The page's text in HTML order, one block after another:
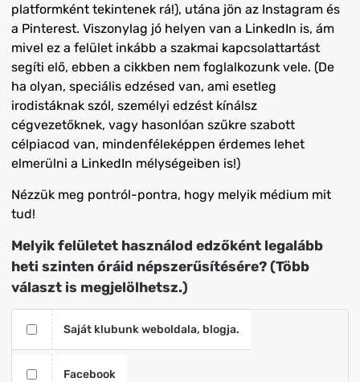
platformként tekintenek rá!), utána jön az Instagram és
a Pinterest. Viszonylag jó helyen van a LinkedIn is, ám
mivel ez a felület inkább a szakmai kapcsolattartást
segíti elő, ebben a cikkben nem foglalkozunk vele. (De
ha olyan, speciális edzésed van, ami esetleg
irodistáknak szól, személyi edzést kínálsz
cégvezetőknek, vagy hasonlóan szűkre szabott
célpiacod van, mindenféleképpen érdemes lehet
elmerülni a LinkedIn mélységeiben is!)
Nézzük meg pontról-pontra, hogy melyik médium mit
tud!
Melyik felületet használod edzőként legalább
heti szinten óráid népszerűsítésére? (Több
választ is megjelölhetsz.)
Saját klubunk weboldala, blogja.
Facebook